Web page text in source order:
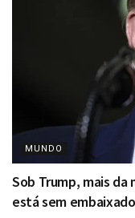
MUNDO
Sob Trump, mais da
está sem